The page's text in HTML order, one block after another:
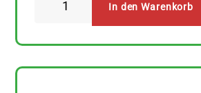
In den Warenkorb